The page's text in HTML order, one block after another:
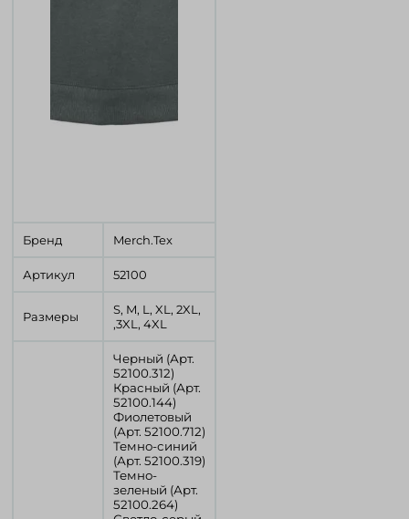
Бренд Merch.Tex
Артикул 52100
Размеры
S, M, L, XL, 2XL,
,3XL, 4XL
Черный (Арт.
52100.312)
Красный (Арт.
52100.144)
Фиолетовый
(Арт. 52100.712)
Темно-синий
(Арт. 52100.319)
Темно-
зеленый (Арт.
52100.264)